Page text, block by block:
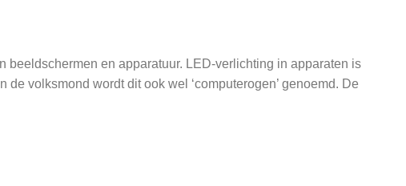
beeldschermen en apparatuur. LED-verlichting in apparaten is
volksmond wordt dit ook wel ‘computerogen’ genoemd. De